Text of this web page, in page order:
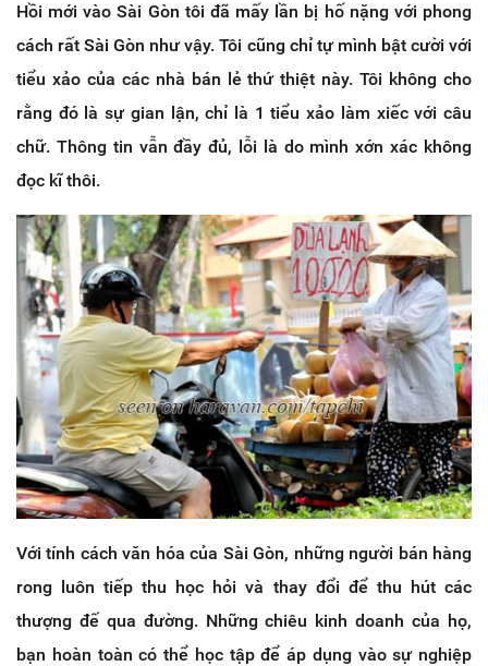
Hồi mới vào Sài Gòn tôi đã mấy lần bị hố nặng với phong
cách rất Sài Gòn như vậy. Tôi cũng chỉ tự mình bật cười với
tiểu xảo của các nhà bán lẻ thứ thiệt này. Tôi không cho
rằng đó là sự gian lận, chỉ là 1 tiểu xảo làm xiếc với câu
chữ. Thông tin vẫn đầy đủ, lỗi là do mình xớn xác không
đọc kĩ thôi.
Với tính cách văn hóa của Sài Gòn, những người bán hàng
rong luôn tiếp thu học hỏi và thay đổi để thu hút các
thượng đế qua đường. Những chiêu kinh doanh của họ,
bạn hoàn toàn có thể học tập để áp dụng vào sự nghiệp